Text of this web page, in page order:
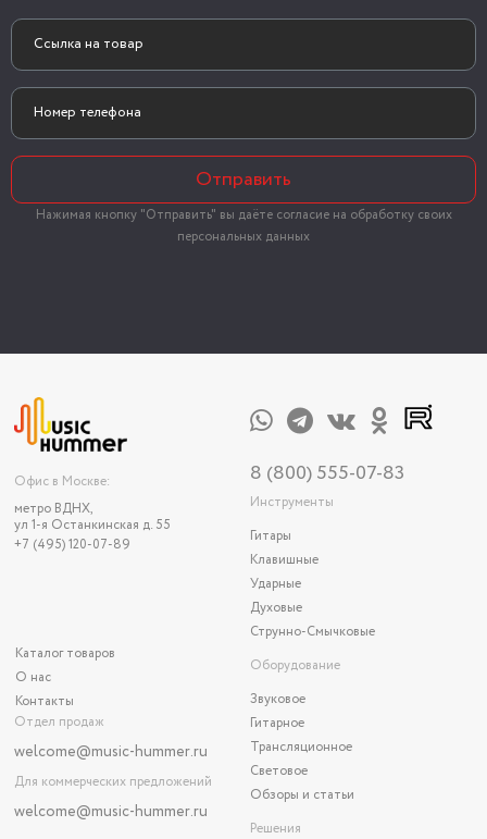
Отправить
Нажимая кнопку "Отправить" вы даёте согласие на обработку своих
персональных данных
Офис в Москве:
метро ВДНХ,
ул 1-я Останкинская д. 55
+7 (495) 120-07-89
Каталог товаров
О нас
Контакты
Отдел продаж
welcome@music-hummer.ru
Для коммерческих предложений
welcome@music-hummer.ru
8 (800) 555-07-83
Инструменты
Гитары
Клавишные
Ударные
Духовые
Струнно-Смычковые
Оборудование
Звуковое
Гитарное
Трансляционное
Световое
Обзоры и статьи
Решения